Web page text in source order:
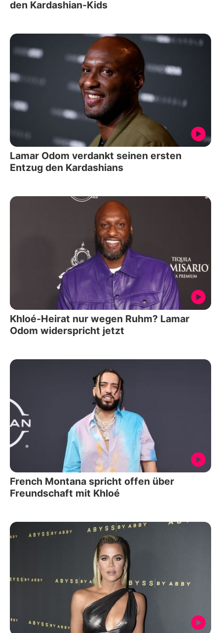
den Kardashian-Kids
Lamar Odom verdankt seinen ersten
Entzug den Kardashians
Khloé-Heirat nur wegen Ruhm? Lamar
Odom widerspricht jetzt
French Montana spricht offen über
Freundschaft mit Khloé